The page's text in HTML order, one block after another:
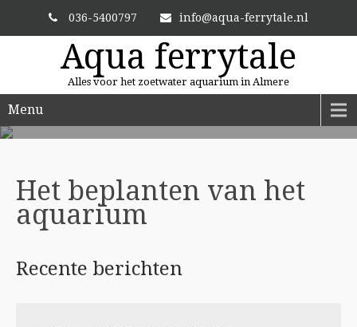
036-5400797 info@aqua-ferrytale.nl
Aqua ferrytale
Alles voor het zoetwater aquarium in Almere
Menu
En zit uw plant er niet bij? Dan bestellen we hem voor u.
Het beplanten van het
aquarium
Recente berichten